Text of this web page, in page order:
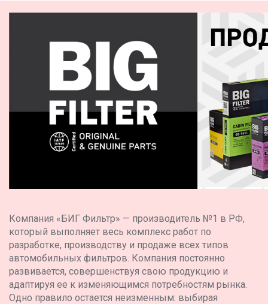
Компания «БИГ Фильтр» — производитель №1 в РФ,
который выполняет весь комплекс работ по
разработке, производству и продаже всех типов
автомобильных фильтров. Компания постоянно
развивается, совершенствуя свою продукцию и
адаптируя ее к изменяющимся потребностям рынка.
Одно правило остается неизменным: выбирая